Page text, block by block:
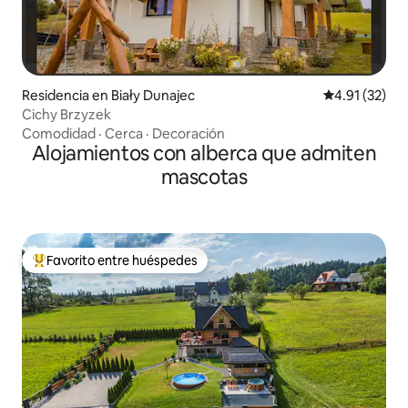
Residencia en Biały Dunajec Calificación
4.91 (32)
Cichy Brzyzek
Comodidad · Cerca · Decoración
Alojamientos con alberca que admiten
mascotas
De los mejores en Favorito entre huéspedes
Favorito entre huéspedes